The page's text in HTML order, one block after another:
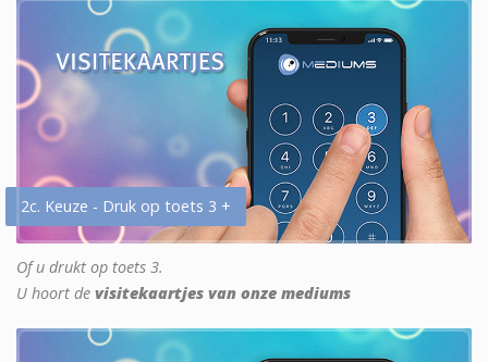
2c. Keuze - Druk op toets 3 +
Of u drukt op toets 3.
U hoort de visitekaartjes van onze mediums